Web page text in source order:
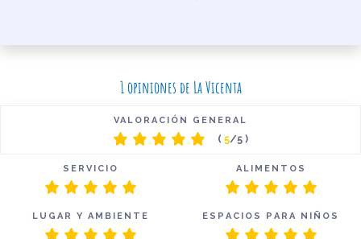
1 opiniones de La Vicenta
VALORACIÓN GENERAL
( 5/5 )
SERVICIO ALIMENTOS
LUGAR Y AMBIENTE ESPACIOS PARA NIÑOS